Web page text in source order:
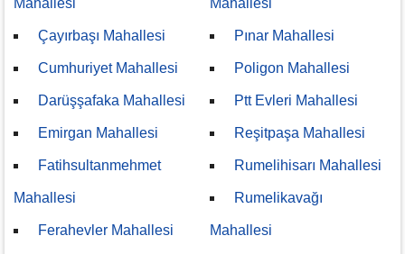
Mahallesi
Çayırbaşı Mahallesi
Cumhuriyet Mahallesi
Darüşşafaka Mahallesi
Emirgan Mahallesi
Fatihsultanmehmet
Mahallesi
Ferahevler Mahallesi
Mahallesi
Pınar Mahallesi
Poligon Mahallesi
Ptt Evleri Mahallesi
Reşitpaşa Mahallesi
Rumelihisarı Mahallesi
Rumelikavağı
Mahallesi